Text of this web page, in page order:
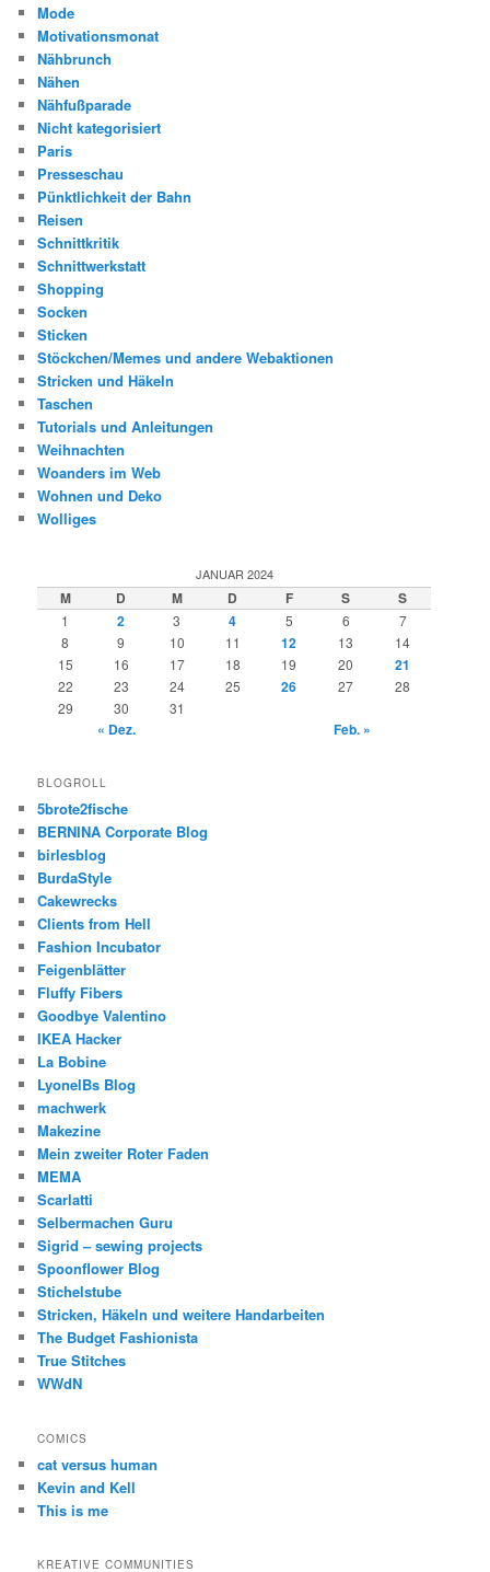
Mode
Motivationsmonat
Nähbrunch
Nähen
Nähfußparade
Nicht kategorisiert
Paris
Presseschau
Pünktlichkeit der Bahn
Reisen
Schnittkritik
Schnittwerkstatt
Shopping
Socken
Sticken
Stöckchen/Memes und andere Webaktionen
Stricken und Häkeln
Taschen
Tutorials und Anleitungen
Weihnachten
Woanders im Web
Wohnen und Deko
Wolliges
JANUAR 2024
M D M D F S S
1 2 3 4 5 6
7
8
9 10 11 12 13
14
15
16 17 18 19 20 21
22 23 24 25 26 27
28
29
30 31
« Dez. Feb. »
BLOGROLL
5brote2fische
BERNINA Corporate Blog
birlesblog
BurdaStyle
Cakewrecks
Clients from Hell
Fashion Incubator
Feigenblätter
Fluffy Fibers
Goodbye Valentino
IKEA Hacker
La Bobine
LyonelBs Blog
machwerk
Makezine
Mein zweiter Roter Faden
MEMA
Scarlatti
Selbermachen Guru
Sigrid – sewing projects
Spoonflower Blog
Stichelstube
Stricken, Häkeln und weitere Handarbeiten
The Budget Fashionista
True Stitches
WWdN
COMICS
cat versus human
Kevin and Kell
This is me
KREATIVE COMMUNITIES